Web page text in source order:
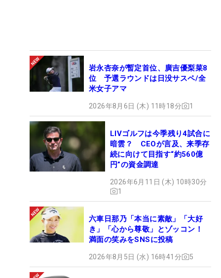
岩永杏奈が暫定首位、廣吉優梨菜8
位 予選ラウンドは日没サスペ/全
米女子アマ
2026年8月6日 (木) 11時18分 1
LIVゴルフは今季残り4試合に
暗雲？ CEOが言及、来季存
続に向けて目指す“約560億
円”の資金調達
2026年6月11日 (木) 10時30分
1
六車日那乃「本当に素敵」「大好
き」「心から尊敬」とゾッコン！
満面の笑みをSNSに投稿
2026年8月5日 (水) 16時41分 5